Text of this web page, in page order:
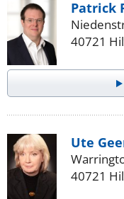
Patrick
40721
Ute
40721